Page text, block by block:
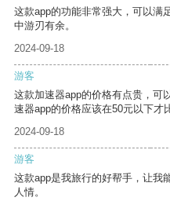
这款app的功能非常强大，可以满
中游刃有余。
2024-09-18
游客
这款加速器app的价格有点贵，可
速器app的价格应该在50元以下才
2024-09-18
游客
这款app是我旅行的好帮手，让我
人情。